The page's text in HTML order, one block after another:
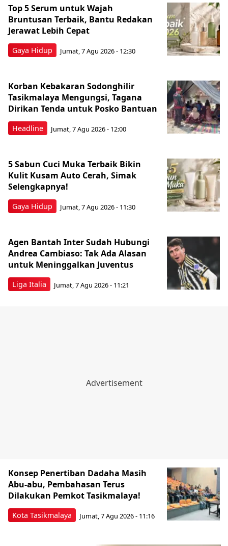
Gaya Hidup
Top 5 Serum untuk Wajah
Bruntusan Terbaik, Bantu Redakan
Jerawat Lebih Cepat
Jumat, 7 Agu 2026 - 12:30
Headline
Korban Kebakaran Sodonghilir
Tasikmalaya Mengungsi, Tagana
Dirikan Tenda untuk Posko Bantuan
Jumat, 7 Agu 2026 - 12:00
Gaya Hidup
5 Sabun Cuci Muka Terbaik Bikin
Kulit Kusam Auto Cerah, Simak
Selengkapnya!
Jumat, 7 Agu 2026 - 11:30
Liga Italia
Agen Bantah Inter Sudah Hubungi
Andrea Cambiaso: Tak Ada Alasan
untuk Meninggalkan Juventus
Jumat, 7 Agu 2026 - 11:21
Kota Tasikmalaya
Konsep Penertiban Dadaha Masih
Abu-abu, Pembahasan Terus
Dilakukan Pemkot Tasikmalaya!
Jumat, 7 Agu 2026 - 11:16